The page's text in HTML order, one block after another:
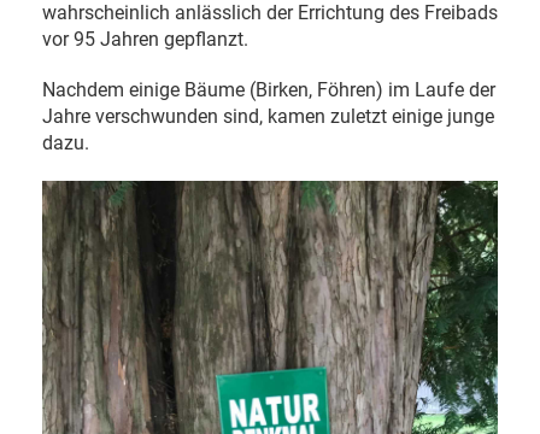
wahrscheinlich anlässlich der Errichtung des Freibads
vor 95 Jahren gepflanzt.
Nachdem einige Bäume (Birken, Föhren) im Laufe der
Jahre verschwunden sind, kamen zuletzt einige junge
dazu.